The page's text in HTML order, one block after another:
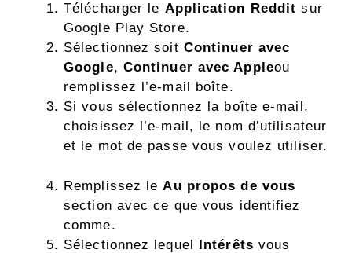
Télécharger le Application Reddit sur
Google Play Store.
Sélectionnez soit Continuer avec
Google, Continuer avec Appleou
remplissez l’e-mail
boîte.
Si vous sélectionnez la boîte e-mail,
choisissez l’e-mail, le nom d’utilisateur
et le mot de passe vous voulez utiliser.
Remplissez leAu propos de vous
section avec ce que vous identifiez
comme.
Sélectionnez lequel Intérêts vous